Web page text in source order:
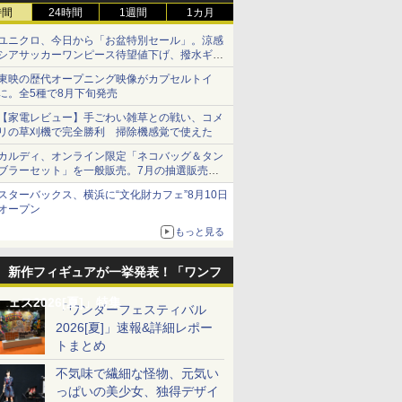
24時間 1週間 1カ月
ニクロ、今日から「お盆特別セール」。涼感
アサッカーワンピース待望値下げ、撥水ギア
ョーツは1990円に
映の歴代オープニング映像がカプセルトイ
。全5種で8月下旬発売
家電レビュー】手ごわい雑草との戦い、コメ
の草刈機で完全勝利 掃除機感覚で使えた
ルディ、オンライン限定「ネコバッグ＆タン
ラーセット」を一般販売。7月の抽選販売の
選無効分
ターバックス、横浜に“文化財カフェ”8月10日
ープン
もっと見る
新作フィギュアが一挙発表！「ワンフ
ェス2026[夏]」特集「ワンダーフェスティバル
2026[夏]」速報&詳細レポー
トまとめ
不気味で繊細な怪物、元気い
っぱいの美少女、独得デザイ